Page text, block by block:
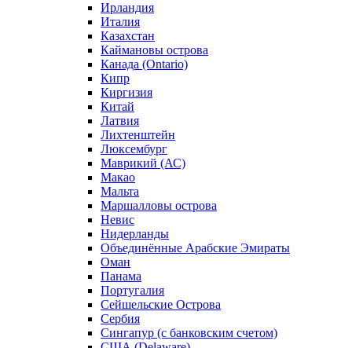
Ирландия
Италия
Казахстан
Каймановы острова
Канада (Ontario)
Кипр
Киргизия
Китай
Латвия
Лихтенштейн
Люксембург
Маврикий (АС)
Макао
Мальта
Маршалловы острова
Нeвис
Нидерланды
Объединённые Арабские Эмираты
Оман
Панама
Португалия
Сейшельские Острова
Сербия
Сингапур (c банковским счетом)